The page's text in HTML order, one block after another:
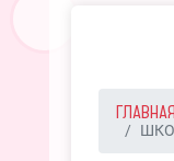
ГЛАВНАЯ